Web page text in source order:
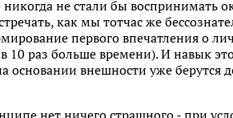
не стали бы воспринимать
как мы тотчас же
первого впечатления о
10 раз больше времени). И навык
основании внешности уже берутся
нет ничего страшного - при